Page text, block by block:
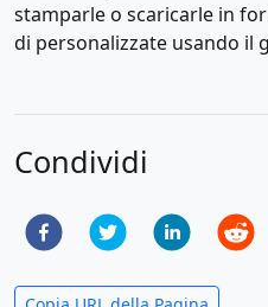
stamparle o scaricarle in
di personalizzate usando il
Condividi